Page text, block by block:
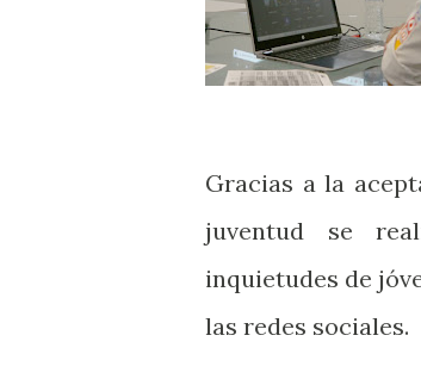
Gracias a la
juventud se
inquietudes de
las redes sociales.